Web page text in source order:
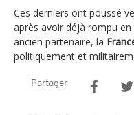
Ces derniers ont poussé
après avoir déjà rompu
ancien partenaire, la
politiquement et
Partager